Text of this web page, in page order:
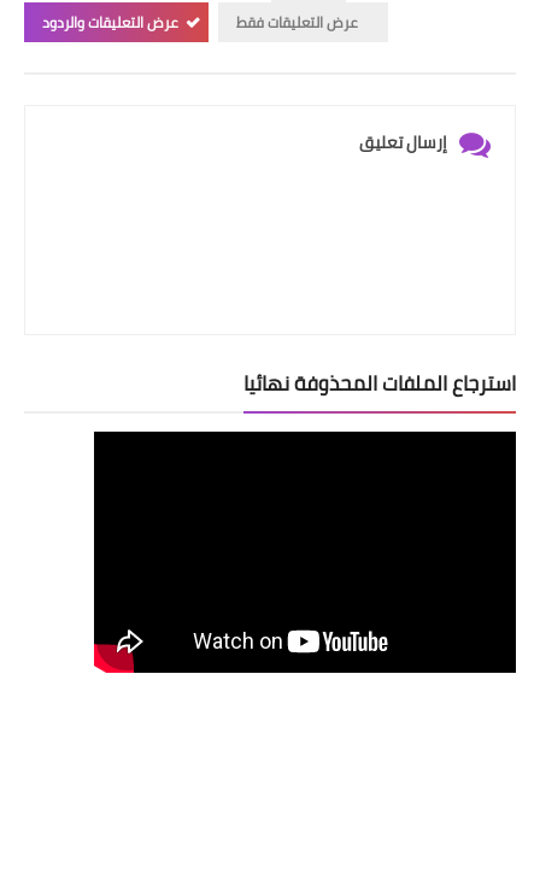
عرض التعليقات فقط عرض التعليقات والردود
إرسال تعليق
استرجاع الملفات المحذوفة نهائيا